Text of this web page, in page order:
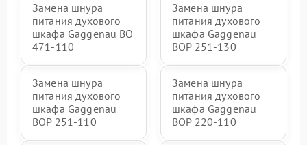
Замена шнура
питания духового
шкафа Gaggenau BO
471-110
Замена шнура
питания духового
шкафа Gaggenau
BOP 251-130
Замена шнура
питания духового
шкафа Gaggenau
BOP 251-110
Замена шнура
питания духового
шкафа Gaggenau
BOP 220-110